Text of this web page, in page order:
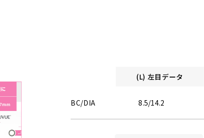
(L) 左目データ
BC/DIA 8.5/14.2